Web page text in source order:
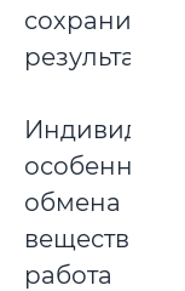
сохранить
результат.
особенности
обмена
веществ,
работа